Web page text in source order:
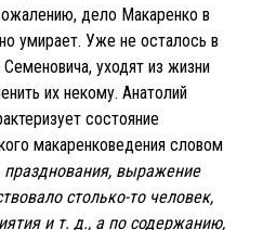
дело Макаренко в
умирает. Уже не осталось в
уходят из жизни
их некому. Анатолий
состояние
макаренковедения словом
празднования, выражение
столько-то человек,
и т. д., а по содержанию,